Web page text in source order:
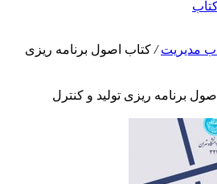
مدیریت/ کتاب اصول برنامه ریزی
برنامه ریزی تولید و کنترل